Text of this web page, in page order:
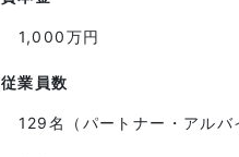
1,000万円
従業員数
129名（パートナー・アル